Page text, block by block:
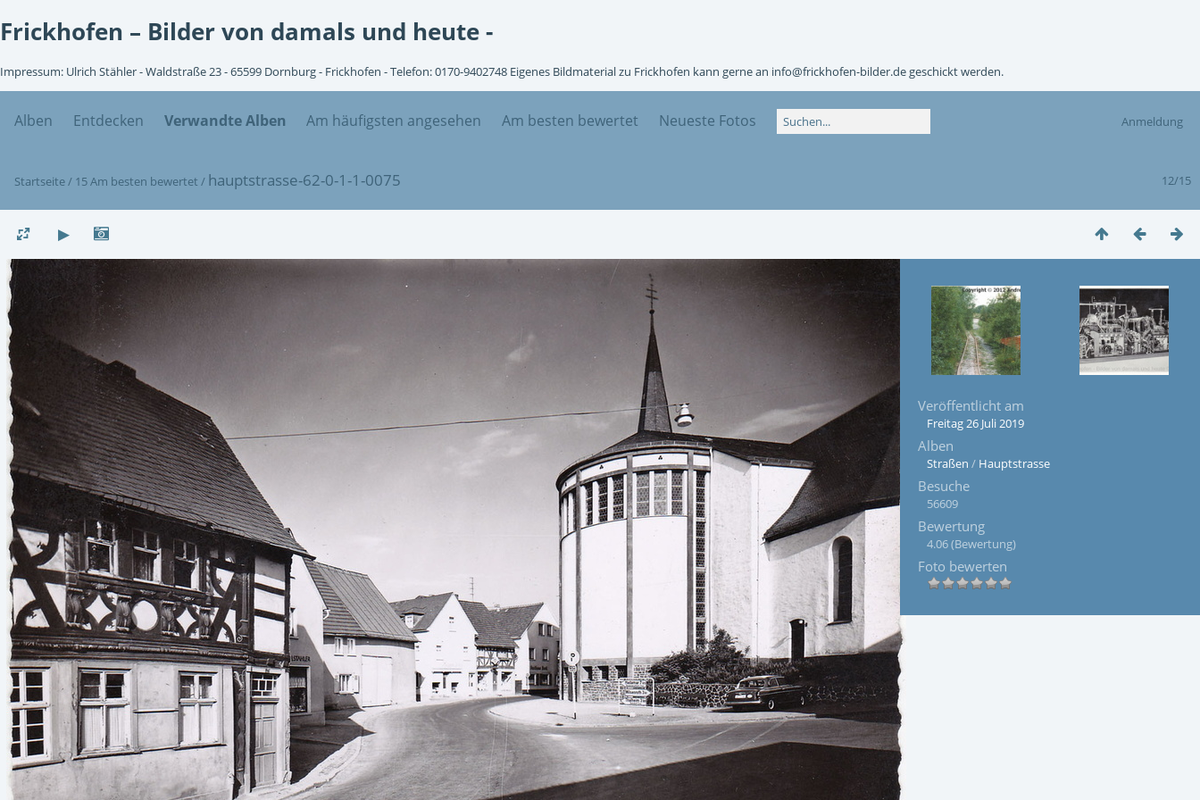
Frickhofen – Bilder von damals und heute -
Impressum: Ulrich Stähler - Waldstraße 23 - 65599 Dornburg - Frickhofen - Telefon: 0170-9402748 Eigenes Bildmaterial zu Frickhofen kann gerne an info@frickhofen-bilder.de geschickt werden.
Alben Entdecken Verwandte Alben Am häufigsten angesehen Am besten bewertet Neueste Fotos Anmeldung
12/15
Startseite/ 15 Am besten bewertet / hauptstrasse-62-0-1-1-0075
Veröffentlicht am
Freitag 26 Juli 2019
Alben
Straßen / Hauptstrasse
Besuche
56609
Bewertung
4.06(Bewertung)
Foto bewerten